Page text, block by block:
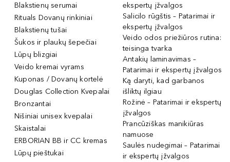
Blakstienų serumai
Rituals Dovanų rinkiniai
Blakstienų tušai
Šukos ir plaukų šepečiai
Lūpų blizgiai
Veido kremai vyrams
Kuponas / Dovanų kortelė
Douglas Collection Kvepalai
Bronzantai
Nišiniai unisex kvepalai
Skaistalai
ERBORIAN BB ir CC kremas
Lūpų pieštukai
ekspertų įžvalgos
Salicilo rūgštis – Patarimai ir
ekspertų įžvalgos
Veido odos priežiūros rutina:
teisinga tvarka
Antakių laminavimas –
Patarimai ir ekspertų įžvalgos
Ką daryti, kad garbanos
išliktų ilgiau
Rožinė – Patarimai ir ekspertų
įžvalgos
Prancūziškas manikiūras
namuose
Saulės nudegimai – Patarimai
ir ekspertų įžvalgos